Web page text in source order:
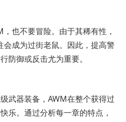
也不要冒险。由于其稀有性，
成为过街老鼠。因此，提高警
防御或反击尤为重要。
武器装备，AWM在整个获得过
乐。通过分析每一章的特点，